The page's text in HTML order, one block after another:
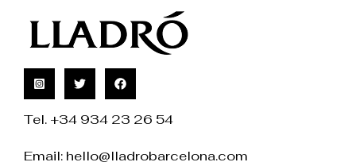
Tel. +34 934 23 26 54
Email: hello@lladrobarcelona.com